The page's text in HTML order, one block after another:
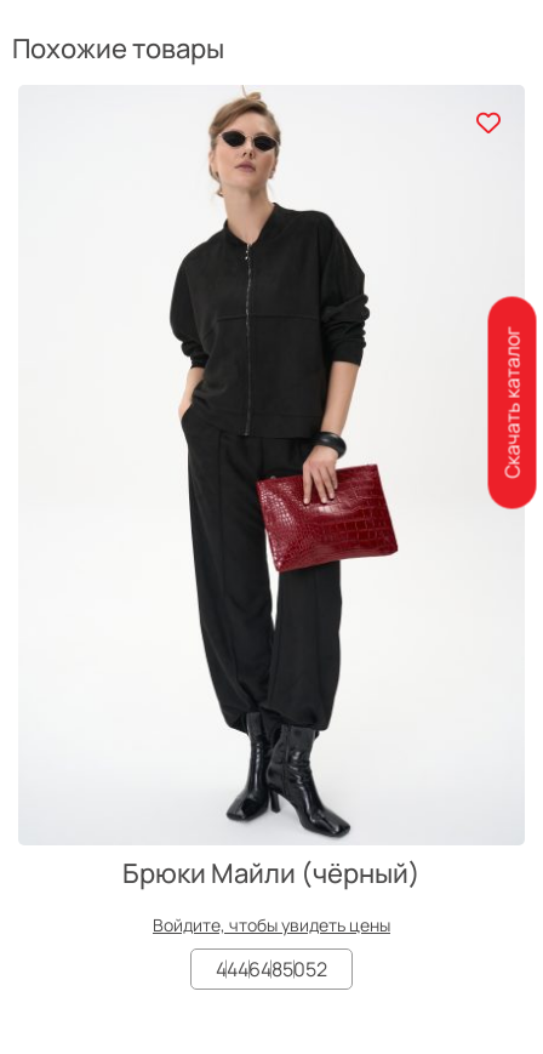
Похожие товары
Брюки Майли (чёрный)
Войдите, чтобы увидеть цены
4446485052
Скачать каталог